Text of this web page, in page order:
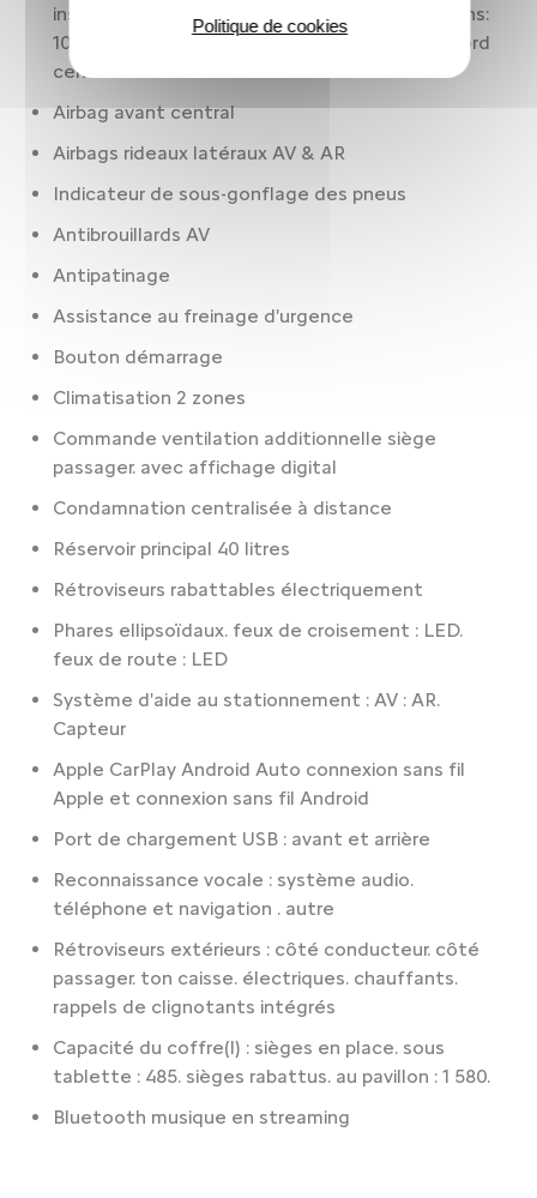
instruments 1. 10.0 cm. affichage multi-fonctions:
10.00 pouces. écran(s) tactile(s). Tableau de bord
central 1. 25.4 cm
Airbag avant central
Airbags rideaux latéraux AV & AR
Indicateur de sous-gonflage des pneus
Antibrouillards AV
Antipatinage
Assistance au freinage d'urgence
Bouton démarrage
Climatisation 2 zones
Commande ventilation additionnelle siège
passager. avec affichage digital
Condamnation centralisée à distance
Réservoir principal 40 litres
Rétroviseurs rabattables électriquement
Phares ellipsoïdaux. feux de croisement : LED.
feux de route : LED
Système d'aide au stationnement : AV : AR.
Capteur
Apple CarPlay Android Auto connexion sans fil
Apple et connexion sans fil Android
Port de chargement USB : avant et arrière
Reconnaissance vocale : système audio.
téléphone et navigation . autre
Rétroviseurs extérieurs : côté conducteur. côté
passager. ton caisse. électriques. chauffants.
rappels de clignotants intégrés
Capacité du coffre(l) : sièges en place. sous
tablette : 485. sièges rabattus. au pavillon : 1 580.
Bluetooth musique en streaming
Politique de cookies